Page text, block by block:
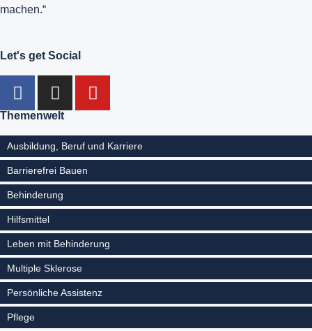
machen.“
Let's get Social
Themenwelt
Ausbildung, Beruf und Karriere
Barrierefrei Bauen
Behinderung
Hilfsmittel
Leben mit Behinderung
Multiple Sklerose
Persönliche Assistenz
Pflege